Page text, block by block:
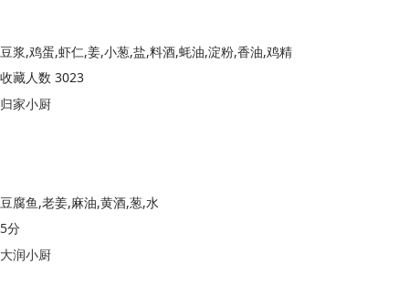
豆浆,鸡蛋,虾仁,姜,小葱,盐,料酒,蚝油,淀粉,香油,鸡精
收藏人数 3023
归家小厨
豆腐鱼,老姜,麻油,黄酒,葱,水
5分
大润小厨